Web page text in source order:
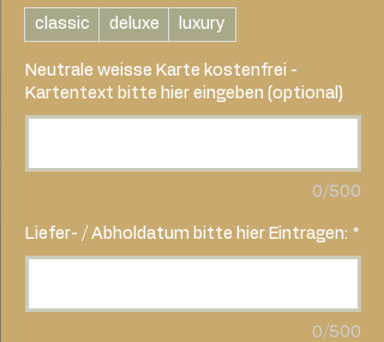
classic deluxe luxury
Neutrale weisse Karte kostenfrei -
Kartentext bitte hier eingeben (optional)
0/500
Liefer- / Abholdatum bitte hier Eintragen: *
0/500